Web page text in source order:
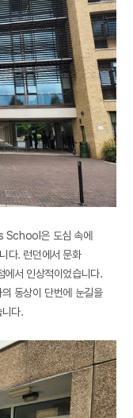
School 은 도심 속에
다. 런던에서 문화
에서 인상적이었습니다.
동상이 단번에 눈길을
다.